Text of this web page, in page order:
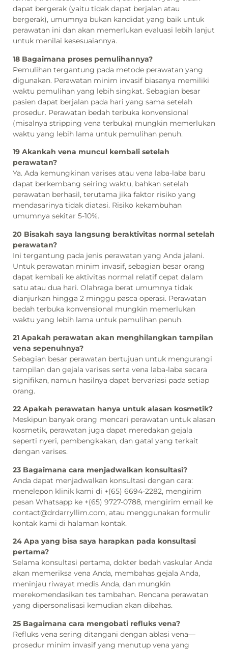
dapat bergerak (yaitu tidak dapat berjalan atau
bergerak), umumnya bukan kandidat yang baik untuk
perawatan ini dan akan memerlukan evaluasi lebih lanjut
untuk menilai kesesuaiannya.
18 Bagaimana proses pemulihannya?
Pemulihan tergantung pada metode perawatan yang
digunakan. Perawatan minim invasif biasanya memiliki
waktu pemulihan yang lebih singkat. Sebagian besar
pasien dapat berjalan pada hari yang sama setelah
prosedur. Perawatan bedah terbuka konvensional
(misalnya stripping vena terbuka) mungkin memerlukan
waktu yang lebih lama untuk pemulihan penuh.
19 Akankah vena muncul kembali setelah
perawatan?
Ya. Ada kemungkinan varises atau vena laba-laba baru
dapat berkembang seiring waktu, bahkan setelah
perawatan berhasil, terutama jika faktor risiko yang
mendasarinya tidak diatasi. Risiko kekambuhan
umumnya sekitar 5-10%.
20 Bisakah saya langsung beraktivitas normal setelah
perawatan?
Ini tergantung pada jenis perawatan yang Anda jalani.
Untuk perawatan minim invasif, sebagian besar orang
dapat kembali ke aktivitas normal relatif cepat dalam
satu atau dua hari. Olahraga berat umumnya tidak
dianjurkan hingga 2 minggu pasca operasi. Perawatan
bedah terbuka konvensional mungkin memerlukan
waktu yang lebih lama untuk pemulihan penuh.
21 Apakah perawatan akan menghilangkan tampilan
vena sepenuhnya?
Sebagian besar perawatan bertujuan untuk mengurangi
tampilan dan gejala varises serta vena laba-laba secara
signifikan, namun hasilnya dapat bervariasi pada setiap
orang.
22 Apakah perawatan hanya untuk alasan kosmetik?
Meskipun banyak orang mencari perawatan untuk alasan
kosmetik, perawatan juga dapat meredakan gejala
seperti nyeri, pembengkakan, dan gatal yang terkait
dengan varises.
23 Bagaimana cara menjadwalkan konsultasi?
Anda dapat menjadwalkan konsultasi dengan cara:
menelepon klinik kami di +(65) 6694-2282, mengirim
pesan Whatsapp ke +(65) 9727-0788, mengirim email ke
contact@drdarryllim.com, atau menggunakan formulir
kontak kami di halaman kontak.
24 Apa yang bisa saya harapkan pada konsultasi
pertama?
Selama konsultasi pertama, dokter bedah vaskular Anda
akan memeriksa vena Anda, membahas gejala Anda,
meninjau riwayat medis Anda, dan mungkin
merekomendasikan tes tambahan. Rencana perawatan
yang dipersonalisasi kemudian akan dibahas.
25 Bagaimana cara mengobati refluks vena?
Refluks vena sering ditangani dengan ablasi vena—
prosedur minim invasif yang menutup vena yang